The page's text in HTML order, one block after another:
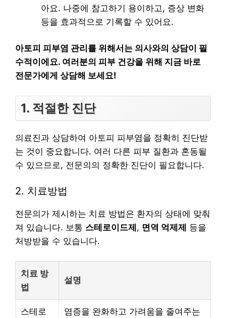
아요. 나중에 참고하기 용이하고, 증상 변화
등을 효과적으로 기록할 수 있어요.
아토피 피부염 관리를 위해서는 의사와의 상담이 필
수적이에요. 여러분의 피부 건강을 위해 지금 바로
전문가에게 상담해 보세요!
1. 적절한 진단
의료진과 상담하여 아토피 피부염을 정확히 진단받
는 것이 중요합니다. 여러 다른 피부 질환과 혼동될
수 있으므로, 전문의의 정확한 진단이 필요합니다.
2. 치료방법
전문의가 제시하는 치료 방법은 환자의 상태에 맞춰
져 있습니다. 보통 스테로이드제 , 면역 억제제 등을
처방받을 수 있습니다.
치료 방
법
설명
스테로
염증을 완화하고 가려움을 줄여주는